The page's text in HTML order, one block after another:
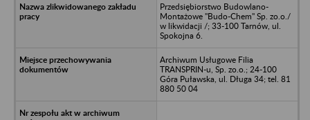
Przedsiębiorstwo Budowlano-
Montażowe "Budo-Chem" Sp. zo.o./
w likwidacji /; 33-100 Tarnów, ul.
Spokojna 6.
Archiwum Usługowe Filia
TRANSPRIN-u, Sp. zo.o.; 24-100
Góra Puławska, ul. Długa 34; tel. 81
880 50 04